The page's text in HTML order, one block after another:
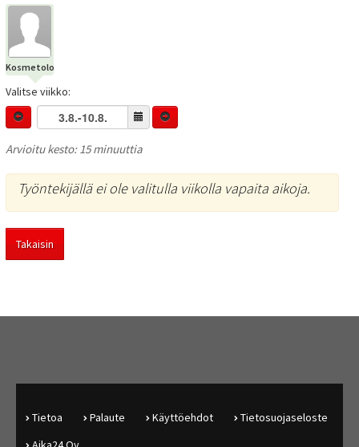
Kosmetologi
Valitse viikko:
Arvioitu kesto: 15 minuuttia
Työntekijällä ei ole valitulla viikolla vapaita aikoja.
Takaisin
Tietoa Palaute Käyttöehdot
Tietosuojaseloste